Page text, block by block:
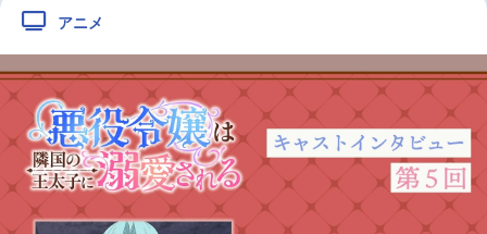
2.5次元 配信・Vtuber トレンド 無料マンガ
最新記事一覧
アニメ記事一覧 声優記事一覧
アニメ